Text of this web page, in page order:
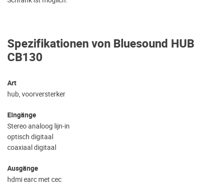
Spezifikationen von Bluesound HUB
CB130
Art
hub, voorversterker
Eingänge
Stereo analoog lijn-in
optisch digitaal
coaxiaal digitaal
Ausgänge
hdmi earc met cec